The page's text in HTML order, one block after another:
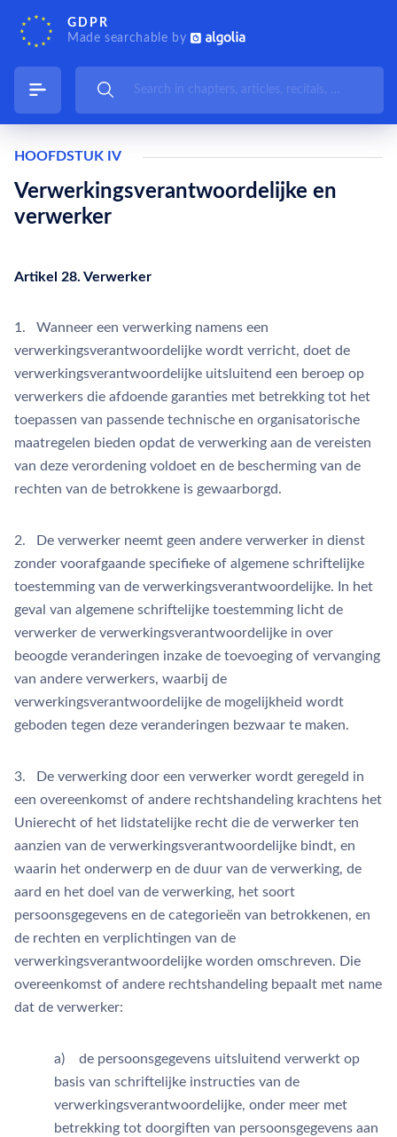
GDPR
Made searchable by
HOOFDSTUK IV
Verwerkingsverantwoordelijke en
verwerker
Artikel 28. Verwerker
1. Wanneer een verwerking namens een
verwerkingsverantwoordelijke wordt verricht, doet de
verwerkingsverantwoordelijke uitsluitend een beroep op
verwerkers die afdoende garanties met betrekking tot het
toepassen van passende technische en organisatorische
maatregelen bieden opdat de verwerking aan de vereisten
van deze verordening voldoet en de bescherming van de
rechten van de betrokkene is gewaarborgd.
2. De verwerker neemt geen andere verwerker in dienst
zonder voorafgaande specifieke of algemene schriftelijke
toestemming van de verwerkingsverantwoordelijke. In het
geval van algemene schriftelijke toestemming licht de
verwerker de verwerkingsverantwoordelijke in over
beoogde veranderingen inzake de toevoeging of vervanging
van andere verwerkers, waarbij de
verwerkingsverantwoordelijke de mogelijkheid wordt
geboden tegen deze veranderingen bezwaar te maken.
3. De verwerking door een verwerker wordt geregeld in
een overeenkomst of andere rechtshandeling krachtens het
Unierecht of het lidstatelijke recht die de verwerker ten
aanzien van de verwerkingsverantwoordelijke bindt, en
waarin het onderwerp en de duur van de verwerking, de
aard en het doel van de verwerking, het soort
persoonsgegevens en de categorieën van betrokkenen, en
de rechten en verplichtingen van de
verwerkingsverantwoordelijke worden omschreven. Die
overeenkomst of andere rechtshandeling bepaalt met name
dat de verwerker:
a) de persoonsgegevens uitsluitend verwerkt op
basis van schriftelijke instructies van de
verwerkingsverantwoordelijke, onder meer met
betrekking tot doorgiften van persoonsgegevens aan